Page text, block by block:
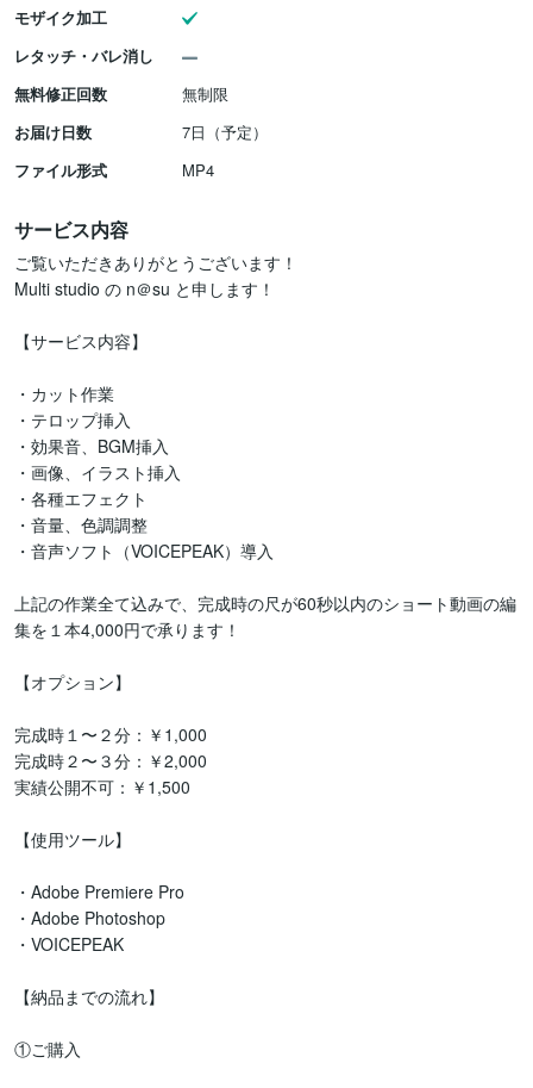
モザイク加工
レタッチ・バレ消し
無料修正回数
無制限
お届け日数
7日（予定）
ファイル形式
MP4
サービス内容
ご覧いただきありがとうございます！
Multi studio の n＠su と申します！
【サービス内容】
・カット作業
・テロップ挿入
・効果音、BGM挿入
・画像、イラスト挿入
・各種エフェクト
・音量、色調調整
・音声ソフト（VOICEPEAK）導入
上記の作業全て込みで、完成時の尺が60秒以内のショート動画の編
集を１本4,000円で承ります！
【オプション】
完成時１〜２分：￥1,000
完成時２〜３分：￥2,000
実績公開不可：￥1,500
【使用ツール】
・Adobe Premiere Pro
・Adobe Photoshop
・VOICEPEAK
【納品までの流れ】
①ご購入